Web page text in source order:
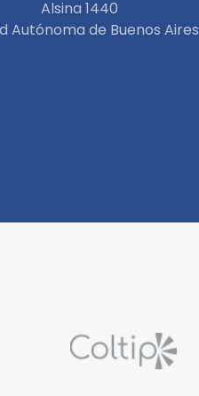
Alsina 1440
Autónoma de Buenos Aires